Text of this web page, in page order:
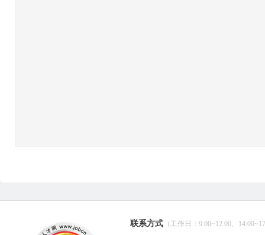
联系方式 （工作日：9:00~12:00、